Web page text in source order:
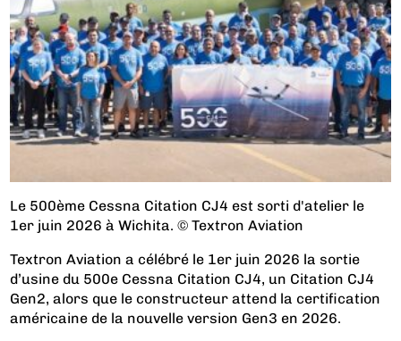
Le 500ème Cessna Citation CJ4 est sorti d'atelier le
1er juin 2026 à Wichita. © Textron Aviation
Textron Aviation a célébré le 1er juin 2026 la sortie
d’usine du 500e Cessna Citation CJ4, un Citation CJ4
Gen2, alors que le constructeur attend la certification
américaine de la nouvelle version Gen3 en 2026.